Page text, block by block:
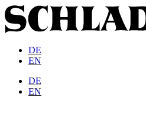
DE
EN
DE
EN